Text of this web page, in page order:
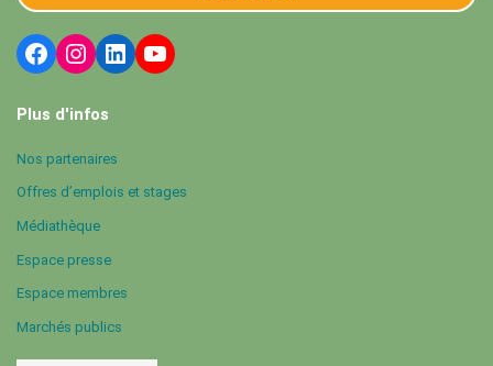
Plus d'infos
Nos partenaires
Offres d’emplois et stages
Médiathèque
Espace presse
Espace membres
Marchés publics